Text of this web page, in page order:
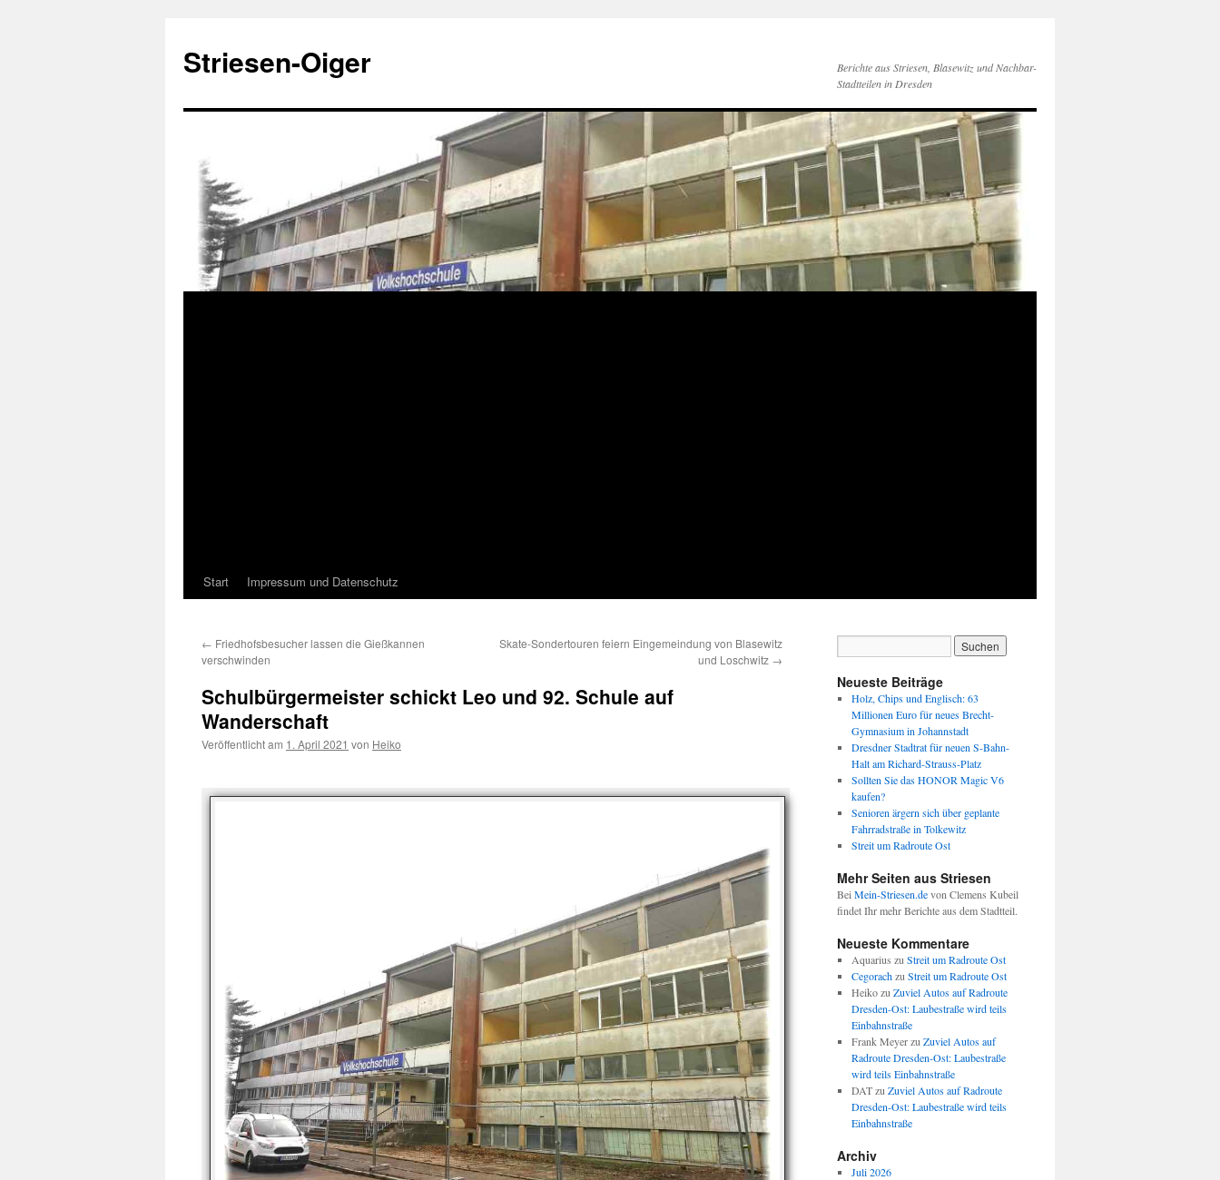
springen
Striesen-Oiger
Berichte aus Striesen, Blasewitz und Nachbar-
Stadtteilen in Dresden
Start Impressum und Datenschutz
← Friedhofsbesucher lassen die Gießkannen
verschwinden
Skate-Sondertouren feiern Eingemeindung von Blasewitz
und Loschwitz →
Schulbürgermeister schickt Leo und 92. Schule auf
Wanderschaft
Veröffentlicht am 1. April 2021 von Heiko
Neueste Beiträge
Holz, Chips und Englisch: 63
Millionen Euro für neues Brecht-
Gymnasium in Johannstadt
Dresdner Stadtrat für neuen S-Bahn-
Halt am Richard-Strauss-Platz
Sollten Sie das HONOR Magic V6
kaufen?
Senioren ärgern sich über geplante
Fahrradstraße in Tolkewitz
Streit um Radroute Ost
Mehr Seiten aus Striesen
Bei Mein-Striesen.devon Clemens Kubeil
findet Ihr mehr Berichte aus dem Stadtteil.
Neueste Kommentare
Aquarius zu Streit um Radroute Ost
Cegorachzu Streit um Radroute Ost
Heikozu Zuviel Autos auf Radroute
Dresden-Ost: Laubestraße wird teils
Einbahnstraße
Frank Meyerzu Zuviel Autos auf
Radroute Dresden-Ost: Laubestraße
wird teils Einbahnstraße
DATzu Zuviel Autos auf Radroute
Dresden-Ost: Laubestraße wird teils
Einbahnstraße
Archiv
Juli 2026